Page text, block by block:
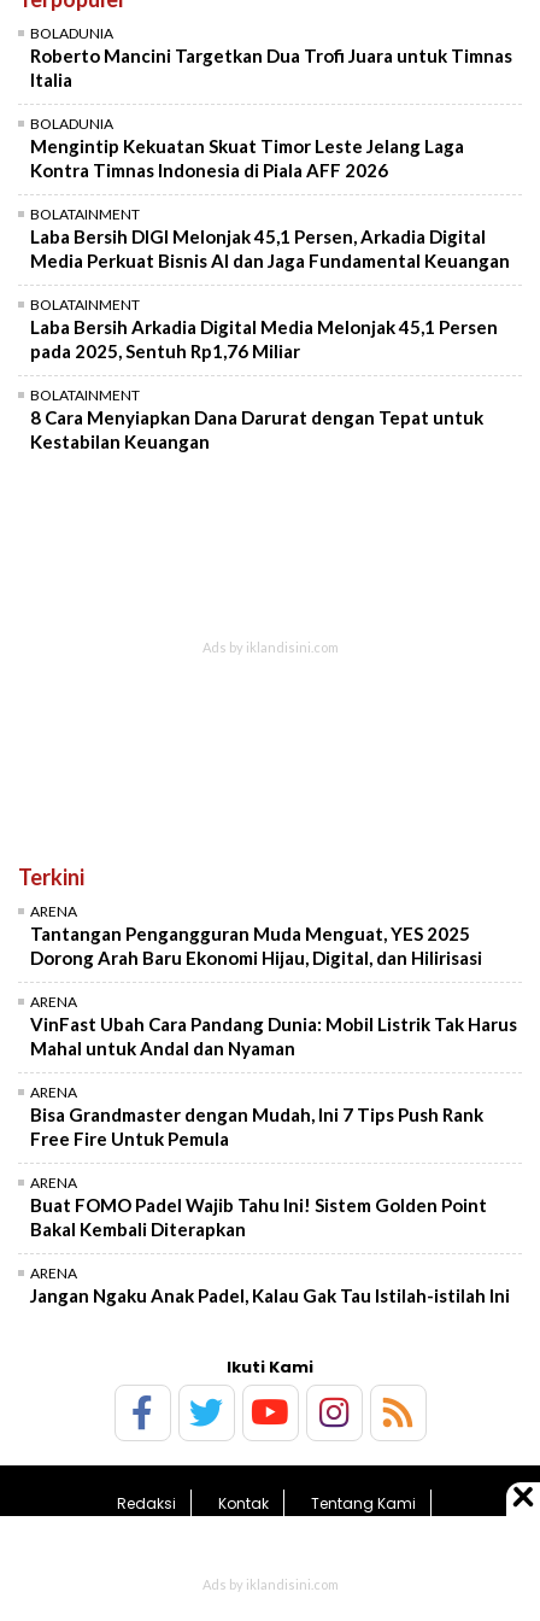
BOLADUNIA
Roberto Mancini Targetkan Dua Trofi Juara untuk Timnas
Italia
BOLADUNIA
Mengintip Kekuatan Skuat Timor Leste Jelang Laga
Kontra Timnas Indonesia di Piala AFF 2026
BOLATAINMENT
Laba Bersih DIGI Melonjak 45,1 Persen, Arkadia Digital
Media Perkuat Bisnis AI dan Jaga Fundamental Keuangan
BOLATAINMENT
Laba Bersih Arkadia Digital Media Melonjak 45,1 Persen
pada 2025, Sentuh Rp1,76 Miliar
BOLATAINMENT
8 Cara Menyiapkan Dana Darurat dengan Tepat untuk
Kestabilan Keuangan
Terkini
ARENA
Tantangan Pengangguran Muda Menguat, YES 2025
Dorong Arah Baru Ekonomi Hijau, Digital, dan Hilirisasi
ARENA
VinFast Ubah Cara Pandang Dunia: Mobil Listrik Tak Harus
Mahal untuk Andal dan Nyaman
ARENA
Bisa Grandmaster dengan Mudah, Ini 7 Tips Push Rank
Free Fire Untuk Pemula
ARENA
Buat FOMO Padel Wajib Tahu Ini! Sistem Golden Point
Bakal Kembali Diterapkan
ARENA
Jangan Ngaku Anak Padel, Kalau Gak Tau Istilah-istilah Ini
Ikuti Kami
Redaksi Kontak
Tentang Kami